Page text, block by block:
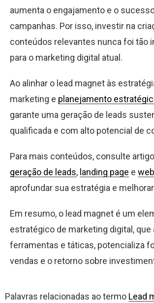
aumenta o engajamento e o
campanhas. Por isso, investir na
conteúdos relevantes nunca foi tão
para o marketing digital atual.
Ao alinhar o lead magnet às
marketing e planejamento
garante uma geração de leads
qualificada e com alto potencial de
Para mais conteúdos, consulte
geração de leads, landing page e
aprofundar sua estratégia e
Em resumo, o lead magnet é um
estratégico de marketing digital, que
ferramentas e táticas, potencializa
vendas e o retorno sobre
Palavras relacionadas ao termo Lead